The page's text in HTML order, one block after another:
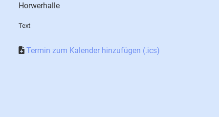
Horwerhalle
Text
Termin zum Kalender hinzufügen (.ics)